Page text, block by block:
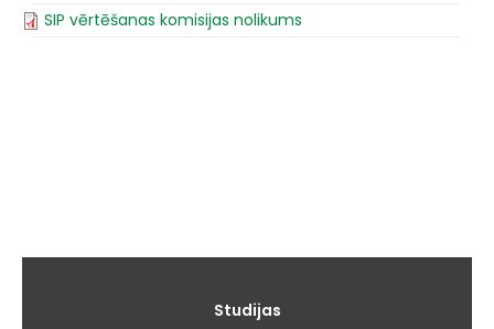
SIP vērtēšanas komisijas nolikums
Studijas